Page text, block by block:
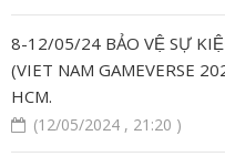
8-12/05/24 BẢO VỆ SỰ
(VIET NAM GAMEVERSE
HCM.
(12/05/2024 , 21:20 )